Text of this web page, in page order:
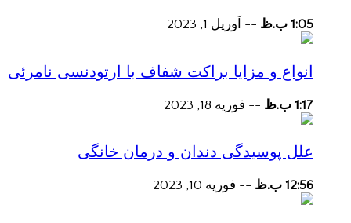
1:05 ب.ظ -- آوریل 1, 2023
انواع و مزایا براکت شفاف با ارتودنسی نامرئی
1:17 ب.ظ -- فوریه 18, 2023
علل پوسیدگی دندان و درمان خانگی
12:56 ب.ظ -- فوریه 10, 2023